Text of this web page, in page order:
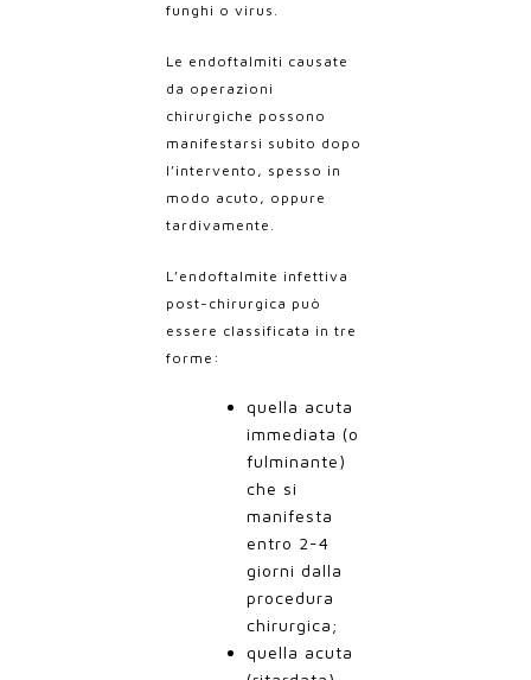
funghi o virus.
Le endoftalmiti causate
da operazioni
chirurgiche possono
manifestarsi subito dopo
l’intervento, spesso in
modo acuto, oppure
tardivamente.
L’endoftalmite infettiva
post-chirurgica può
essere classificata in tre
forme:
quella acuta
immediata (o
fulminante)
che si
manifesta
entro 2-4
giorni dalla
procedura
chirurgica;
quella acuta